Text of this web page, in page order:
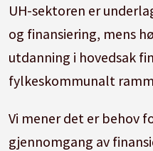
UH-sektoren er
og finansiering, mens
utdanning i hovedsak
fylkeskommunalt
Vi mener det er behov
gjennomgang av